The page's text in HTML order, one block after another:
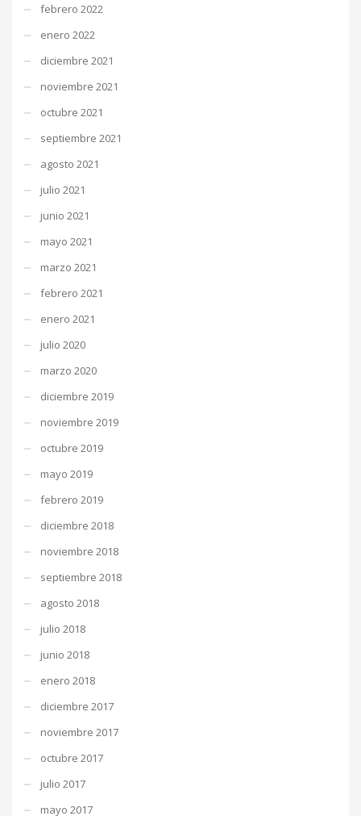
febrero 2022
enero 2022
diciembre 2021
noviembre 2021
octubre 2021
septiembre 2021
agosto 2021
julio 2021
junio 2021
mayo 2021
marzo 2021
febrero 2021
enero 2021
julio 2020
marzo 2020
diciembre 2019
noviembre 2019
octubre 2019
mayo 2019
febrero 2019
diciembre 2018
noviembre 2018
septiembre 2018
agosto 2018
julio 2018
junio 2018
enero 2018
diciembre 2017
noviembre 2017
octubre 2017
julio 2017
mayo 2017